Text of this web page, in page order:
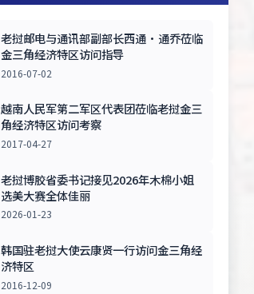
老挝邮电与通讯部副部长西通·通乔莅临
金三角经济特区访问指导
2016-07-02
越南人民军第二军区代表团莅临老挝金三
角经济特区访问考察
2017-04-27
老挝博胶省委书记接见2026年木棉小姐
选美大赛全体佳丽
2026-01-23
韩国驻老挝大使云康贤一行访问金三角经
济特区
2016-12-09